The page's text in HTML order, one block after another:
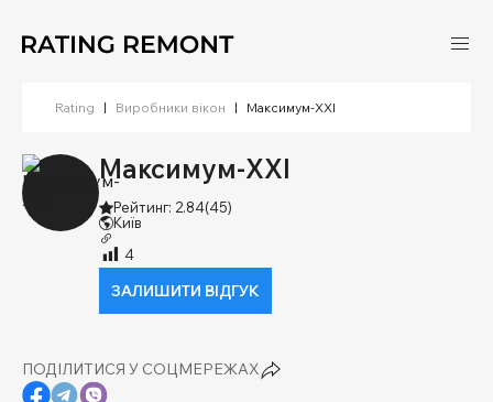
Rating | Виробники вікон | Максимум-ХХІ
Максимум-ХХІ
Рейтинг: 2.84(45)
Київ
4
ЗАЛИШИТИ ВІДГУК
ПОДІЛИТИСЯ У СОЦМЕРЕЖАХ